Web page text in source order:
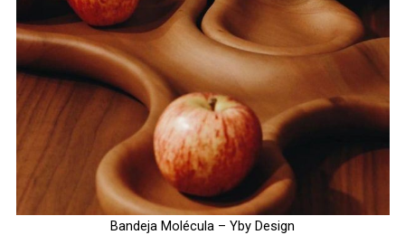
Bandeja Molécula – Yby Design